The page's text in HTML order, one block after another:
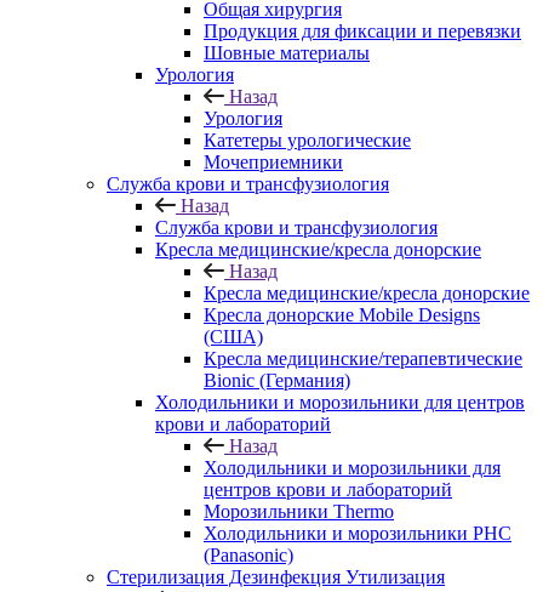
Общая хирургия
Продукция для фиксации и перевязки
Шовные материалы
Урология
Назад
Урология
Катетеры урологические
Мочеприемники
Служба крови и трансфузиология
Назад
Служба крови и трансфузиология
Кресла медицинские/кресла донорские
Назад
Кресла медицинские/кресла донорские
Кресла донорские Mobile Designs
(США)
Кресла медицинские/терапевтические
Bionic (Германия)
Холодильники и морозильники для центров
крови и лабораторий
Назад
Холодильники и морозильники для
центров крови и лабораторий
Морозильники Thermo
Холодильники и морозильники PHC
(Panasonic)
Стерилизация Дезинфекция Утилизация